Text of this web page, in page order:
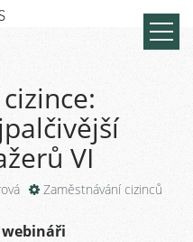
VI
Zaměstnávání cizinců
webináři